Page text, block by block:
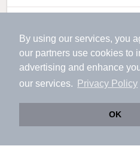
By using our services, you
our partners use cookies to
advertising and enhance
our services.
Privacy Policy
OK
アプリに切り替えて、サ
会員登録なしですぐ使える
（管理費2,000円）
敷 不要 礼 不要
1階 / 1LDK / 37.5
ほか提供
フォーブル377のす